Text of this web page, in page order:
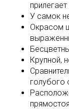
прилегает
У самок
Окрасом
Крупной,
голубого